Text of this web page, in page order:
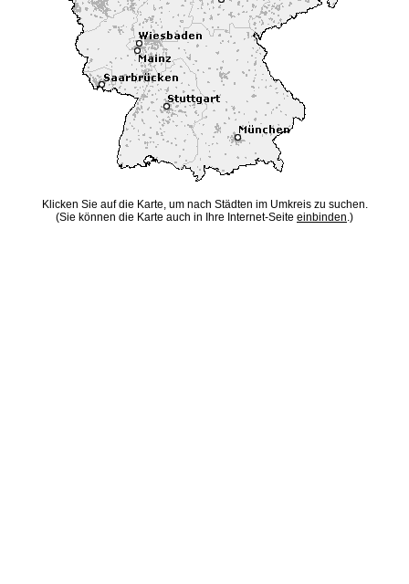
Klicken Sie auf die Karte, um nach Städten im Umkreis zu suchen.
(Sie können die Karte auch in Ihre Internet-Seite einbinden.)